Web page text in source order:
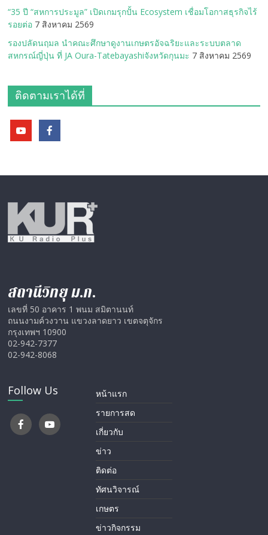
“35 ปี “สหการประมูล” เปิดเกมรุกปั้น Ecosystem เชื่อมโอกาสธุรกิจไร้
รอยต่อ 7 สิงหาคม 2569
รองปลัดนฤมล นำคณะศึกษาดูงานเกษตรอัจฉริยะและระบบตลาด
สหกรณ์ญี่ปุ่น ที่ JA Oura-Tatebayashiจังหวัดกุนมะ 7 สิงหาคม 2569
ติดตามเราได้ที่
สถานีวิทยุ ม.ก.
เลขที่ 50 อาคาร 1 พนม สมิตานนท์
ถนนงามค์วงวาน แขวงลาดยาว เขตจตุจักร
กรุงเทพฯ 10900
02-942-7377
02-942-8068
Follow Us
หน้าแรก
รายการสด
เกี่ยวกับ
ข่าว
ติดต่อ
ทัศนวิจารณ์
เกษตร
ข่าวกิจกรรม